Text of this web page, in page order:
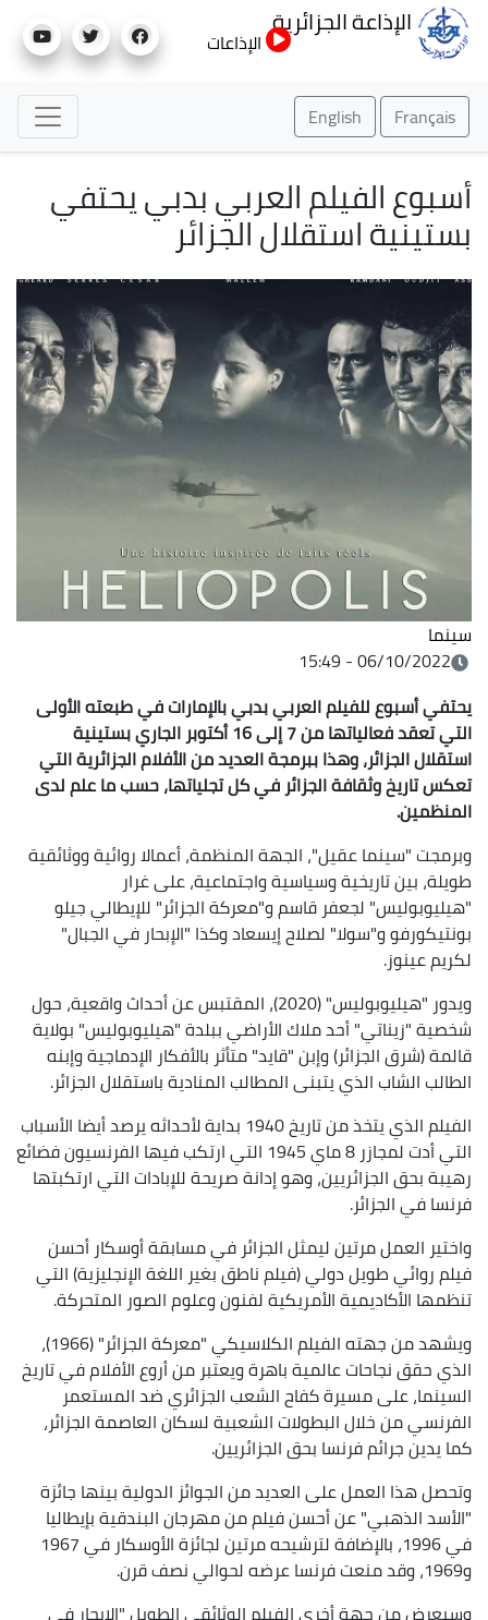
إلى
الإذاعة الجزائرية
الإذاعات
Français
English
أسبوع الفيلم العربي بدبي يحتفي
بستينية استقلال الجزائر
سينما
06/10/2022 - 15:49
يحتفي أسبوع للفيلم العربي بدبي بالإمارات في طبعته الأولى
التي تعقد فعالياتها من 7 إلى 16 أكتوبر الجاري بستينية
استقلال الجزائر، وهذا ببرمجة العديد من الأفلام الجزائرية التي
تعكس تاريخ وثقافة الجزائر في كل تجلياتها، حسب ما علم لدى
المنظمين.
وبرمجت "سينما عقيل"، الجهة المنظمة، أعمالا روائية ووثائقية
طويلة، بين تاريخية وسياسية واجتماعية، على غرار
"هيليوبوليس" لجعفر قاسم و"معركة الجزائر" للإيطالي جيلو
بونتيكورفو و"سولا" لصلاح إيسعاد وكذا "الإبحار في الجبال"
لكريم عينوز.
ويدور "هيليوبوليس" (2020)، المقتبس عن أحداث واقعية، حول
شخصية "زيناتي" أحد ملاك الأراضي ببلدة "هيليوبوليس" بولاية
قالمة (شرق الجزائر) وإبن "قايد" متأثر بالأفكار الإدماجية وإبنه
الطالب الشاب الذي يتبنى المطالب المنادية باستقلال الجزائر.
الفيلم الذي يتخذ من تاريخ 1940 بداية لأحداثه يرصد أيضا الأسباب
التي أدت لمجازر 8 ماي 1945 التي ارتكب فيها الفرنسيون فضائع
رهيبة بحق الجزائريين، وهو إدانة صريحة للإبادات التي ارتكبتها
فرنسا في الجزائر.
واختير العمل مرتين ليمثل الجزائر في مسابقة أوسكار أحسن
فيلم روائي طويل دولي (فيلم ناطق بغير اللغة الإنجليزية) التي
تنظمها الأكاديمية الأمريكية لفنون وعلوم الصور المتحركة.
ويشهد من جهته الفيلم الكلاسيكي "معركة الجزائر" (1966)،
الذي حقق نجاحات عالمية باهرة ويعتبر من أروع الأفلام في تاريخ
السينما، على مسيرة كفاح الشعب الجزائري ضد المستعمر
الفرنسي من خلال البطولات الشعبية لسكان العاصمة الجزائر،
كما يدين جرائم فرنسا بحق الجزائريين.
وتحصل هذا العمل على العديد من الجوائز الدولية بينها جائزة
"الأسد الذهبي" عن أحسن فيلم من مهرجان البندقية بإيطاليا
في 1996، بالإضافة لترشيحه مرتين لجائزة الأوسكار في 1967
وسيعرض من جهة أخرى الفيلم الوثائقي الطويل "الإبحار في